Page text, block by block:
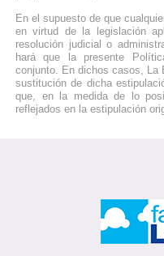
En el supuesto de que
en virtud de la legislación
resolución judicial o
hará que la presente
conjunto. En dichos casos, La
sustitución de dicha
que, en la medida de lo
reflejados en la estipulación